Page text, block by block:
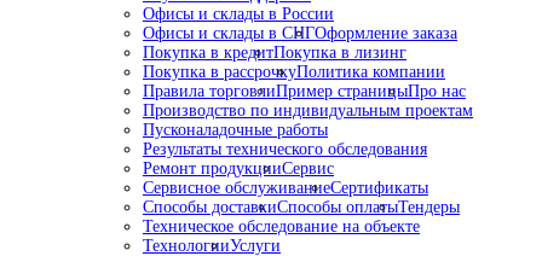
Офисы и склады в России
Офисы и склады в СНГОформление заказа
Покупка в кредитПокупка в лизинг
Покупка в рассрочкуПолитика компании
Правила торговлиПример страницыПро нас
Производство по индивидуальным проектам
Пусконаладочные работы
Результаты технического обследования
Ремонт продукцииСервис
Сервисное обслуживаниеСертификаты
Способы доставкиСпособы оплатыТендеры
Техническое обследование на объекте
ТехнологииУслуги